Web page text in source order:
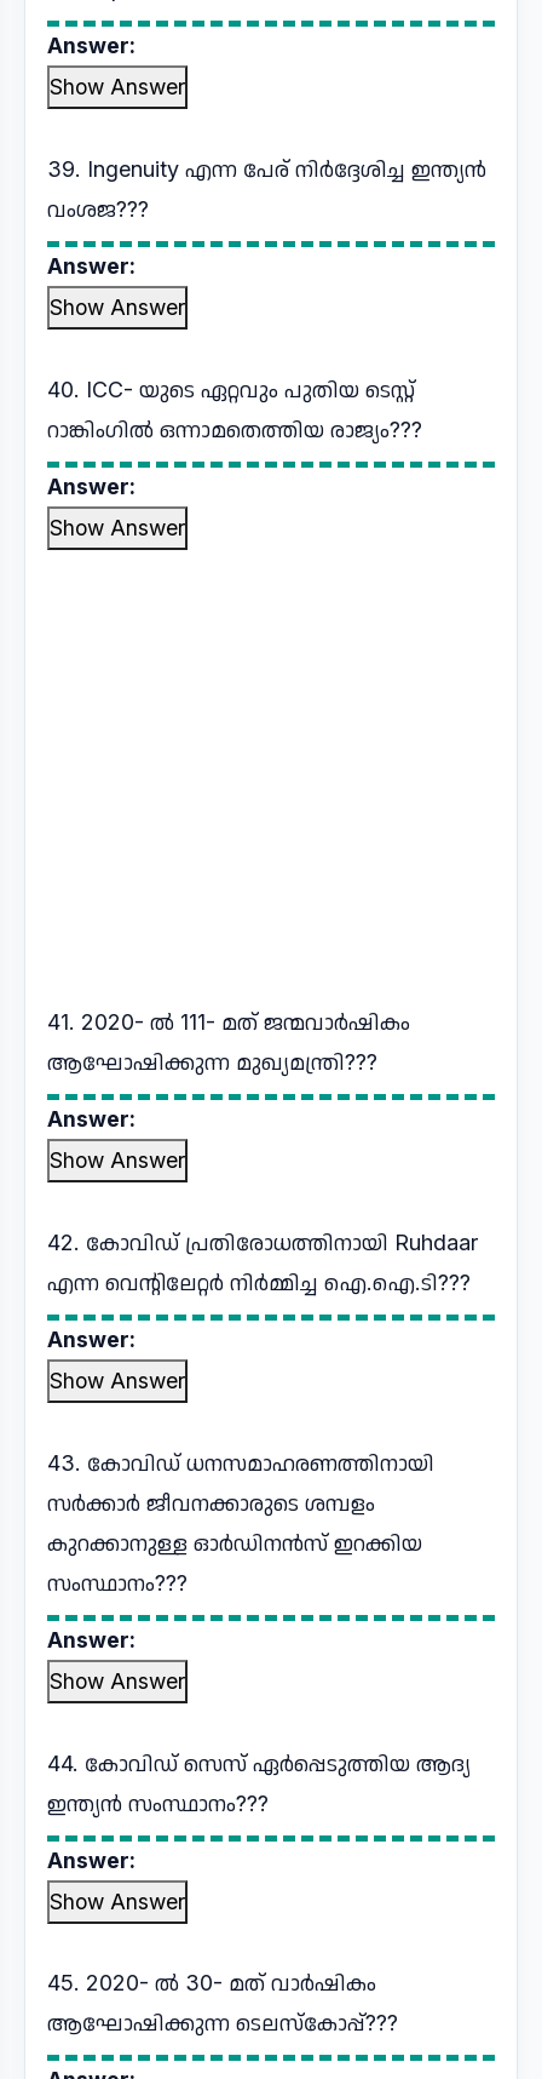
Answer:
Show Answer
39. Ingenuity എന്ന പേര് നിർദ്ദേശിച്ച ഇന്ത്യൻ
വംശജ???
Answer:
Show Answer
40. ICC- യുടെ ഏറ്റവും പുതിയ ടെസ്റ്റ്
റാങ്കിംഗിൽ ഒന്നാമതെത്തിയ രാജ്യം???
Answer:
Show Answer
41. 2020- ൽ 111- മത് ജന്മവാർഷികം
ആഘോഷിക്കുന്ന മുഖ്യമന്ത്രി???
Answer:
Show Answer
42. കോവിഡ് പ്രതിരോധത്തിനായി Ruhdaar
എന്ന വെന്റിലേറ്റർ നിർമ്മിച്ച ഐ.ഐ.ടി???
Answer:
Show Answer
43. കോവിഡ് ധനസമാഹരണത്തിനായി
സർക്കാർ ജീവനക്കാരുടെ ശമ്പളം
കുറക്കാനുള്ള ഓർഡിനൻസ് ഇറക്കിയ
സംസ്ഥാനം???
Answer:
Show Answer
44. കോവിഡ് സെസ് ഏർപ്പെടുത്തിയ ആദ്യ
ഇന്ത്യൻ സംസ്ഥാനം???
Answer:
Show Answer
45. 2020- ൽ 30- മത് വാർഷികം
ആഘോഷിക്കുന്ന ടെലസ്കോപ്പ്???